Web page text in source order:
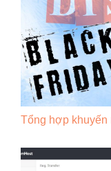
Tổng hợp khuyến